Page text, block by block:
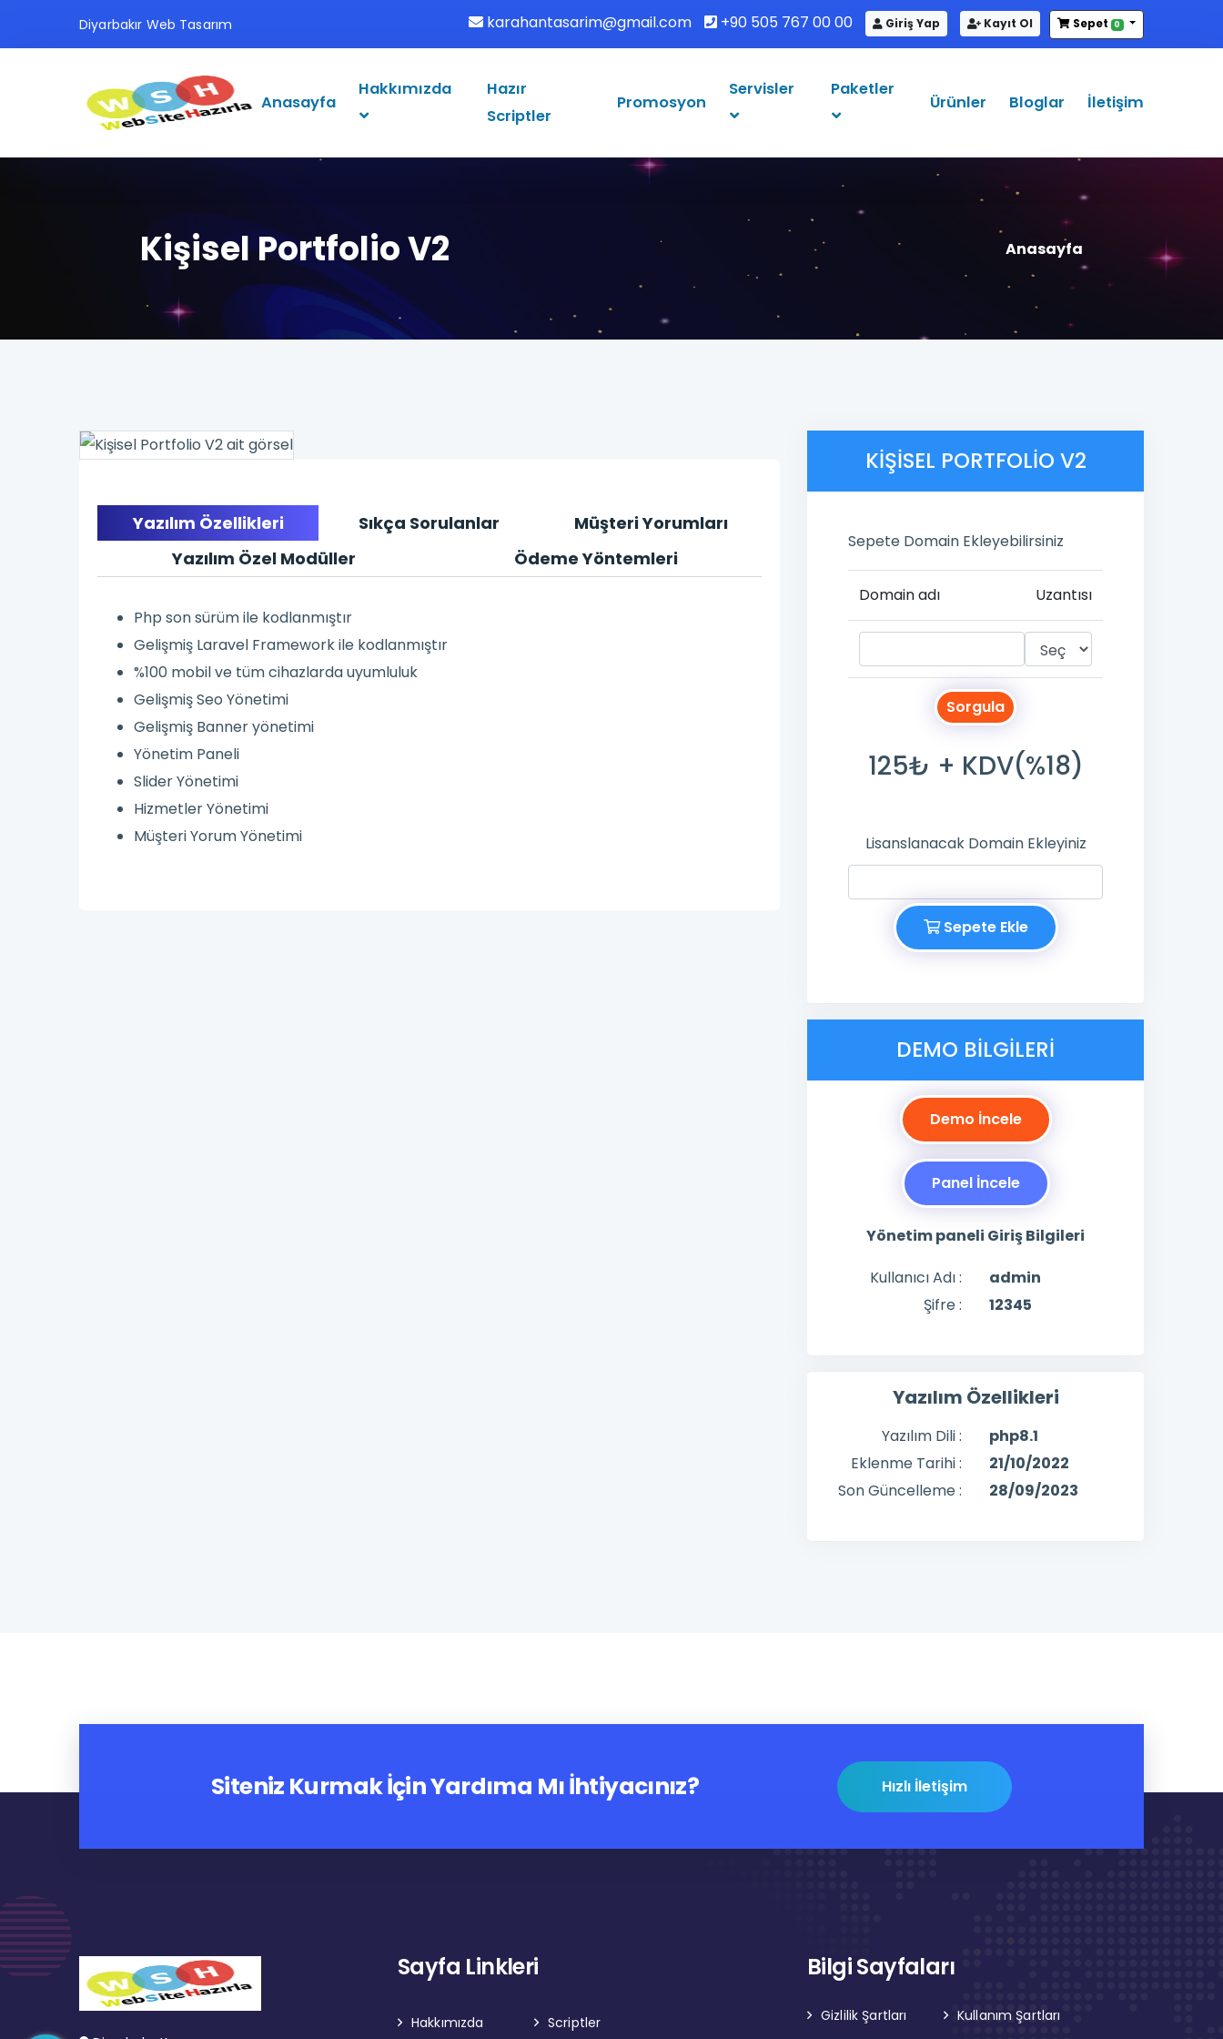
Diyarbakır Web Tasarım karahantasarim@gmail.com +90 505 767 00 00 Giriş Yap Kayıt Ol Sepet 0
Anasayfa
Hakkımızda
Hazır
Scriptler
Promosyon
Servisler Paketler
Ürünler Bloglar İletişim
Kişisel Portfolio V2 Anasayfa
Yazılım Özellikleri Sıkça Sorulanlar
Müşteri Yorumları
Yazılım Özel Modüller
Ödeme Yöntemleri
Php son sürüm ile kodlanmıştır
Gelişmiş Laravel Framework ile kodlanmıştır
%100 mobil ve tüm cihazlarda uyumluluk
Gelişmiş Seo Yönetimi
Gelişmiş Banner yönetimi
Yönetim Paneli
Slider Yönetimi
Hizmetler Yönetimi
Müşteri Yorum Yönetimi
KIŞISEL PORTFOLIO V2
Sepete Domain Ekleyebilirsiniz
Domain adı Uzantısı
Sorgula
125₺ + KDV(%18)
Lisanslanacak Domain Ekleyiniz
Sepete Ekle
DEMO BILGILERI
Demo İncele
Panel İncele
Yönetim paneli Giriş Bilgileri
Kullanıcı Adı :
admin
Şifre :
12345
Yazılım Özellikleri
Yazılım Dili :
php8.1
Eklenme Tarihi :
21/10/2022
Son Güncelleme :
28/09/2023
Siteniz Kurmak İçin Yardıma Mı İhtiyacınız? Hızlı İletişim
Sayfa Linkleri
Hakkımızda Scriptler
Bilgi Sayfaları
Gizlilik Şartları Kullanım Şartları